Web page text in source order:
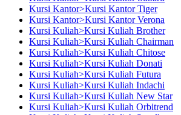
Kursi Kantor>Kursi Kantor Tiger
Kursi Kantor>Kursi Kantor Verona
Kursi Kuliah>Kursi Kuliah Brother
Kursi Kuliah>Kursi Kuliah Chairman
Kursi Kuliah>Kursi Kuliah Chitose
Kursi Kuliah>Kursi Kuliah Donati
Kursi Kuliah>Kursi Kuliah Futura
Kursi Kuliah>Kursi Kuliah Indachi
Kursi Kuliah>Kursi Kuliah New Star
Kursi Kuliah>Kursi Kuliah Orbitrend